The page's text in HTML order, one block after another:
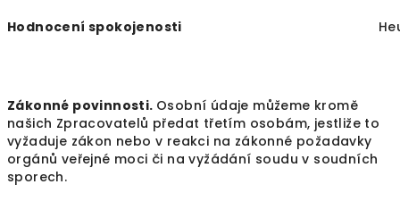
Hodnocení spokojenosti
Zákonné povinnosti. Osobní údaje můžeme kromě
našich Zpracovatelů předat třetím osobám, jestliže to
vyžaduje zákon nebo v reakci na zákonné požadavky
orgánů veřejné moci či na vyžádání soudu v soudních
sporech.